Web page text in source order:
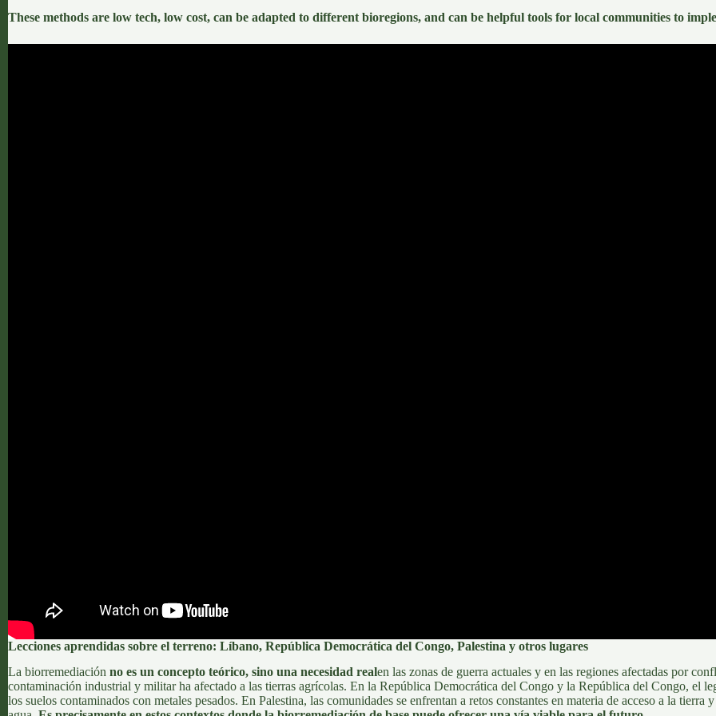
These methods are low tech, low cost, can be adapted to different bioregions, and can be helpful tools for local communities to
Lecciones aprendidas sobre el terreno: Líbano, República Democrática del Congo, Palestina y otros lugares
La biorremediación no es un concepto teórico, sino una necesidad realen las zonas de guerra actuales y en las regiones afectadas por
contaminación industrial y militar ha afectado a las tierras agrícolas. En la República Democrática del Congo y la República del Congo, el
los suelos contaminados con metales pesados. En Palestina, las comunidades se enfrentan a retos constantes en materia de acceso a la